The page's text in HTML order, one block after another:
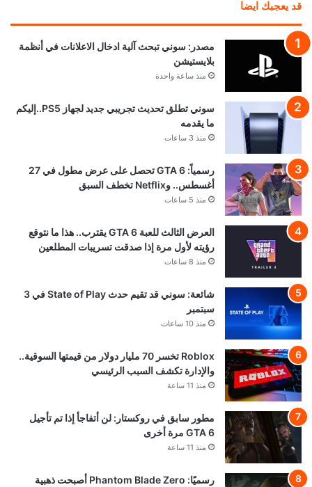
قد يعجبك ايضا
مصدر: سوني تبحث آلية ادخال الاعلانات في أنظمة
بلايستيشن
منذ ساعة واحدة
سوني تطلق تحديث تجريبي جديد لجهاز PS5..إليكم
ما يقدمه
منذ 3 ساعات
رسمياً: GTA 6 تحصل على عرض مطول في 27
أغسطس.. وNetflix تخطف السبق
منذ 5 ساعات
العرض الثالث للعبة GTA 6 يقترب.. هذا ما نتوقع
رؤيته لأول مرة إذا صدقت تسريبات المطلعين
منذ 8 ساعات
شائعة: سوني قد تقيم حدث State of Play في 3
سبتمبر
منذ 10 ساعات
Roblox تخسر 70 مليار دولار من قيمتها السوقية..
والإدارة تكشف السبب الرئيسي
منذ 11 ساعة
مطور سابق في روكستار: لن أتفاجأ إذا تم تأجيل
GTA 6 مرة أخرى
منذ 11 ساعة
رسميًا: Phantom Blade Zero أصبحت ذهبية